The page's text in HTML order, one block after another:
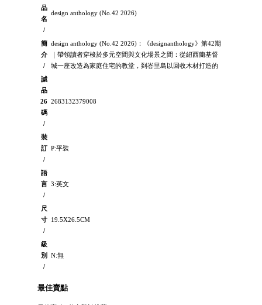
品
名
/
design anthology (No.42 2026)
簡
介
/
design anthology (No.42 2026)：《designanthology》第42期
｜帶領讀者穿梭於多元空間與文化場景之間：從紐西蘭基督
城一座改造為家庭住宅的教堂，到峇里島以回收木材打造的
誠
品
26
碼
/
2683132379008
裝
訂
/
P:平裝
語
言
/
3:英文
尺
寸
/
19.5X26.5CM
級
別
/
N:無
最佳賣點